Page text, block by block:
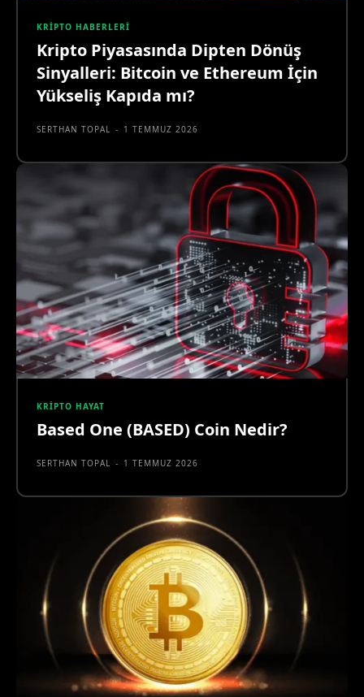
KRIPTO HABERLERI
Kripto Piyasasında Dipten Dönüş
Sinyalleri: Bitcoin ve Ethereum İçin
Yükseliş Kapıda mı?
SERTHAN TOPAL - 1 TEMMUZ 2026
KRIPTO HAYAT
Based One (BASED) Coin Nedir?
SERTHAN TOPAL - 1 TEMMUZ 2026